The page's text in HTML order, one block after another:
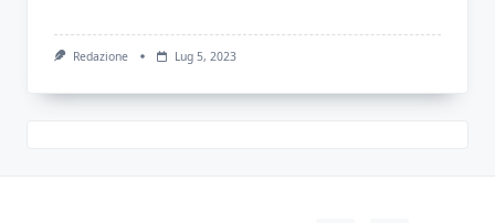
Redazione Lug 5, 2023